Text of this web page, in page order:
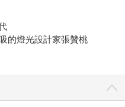
的燈光設計家張贊桃